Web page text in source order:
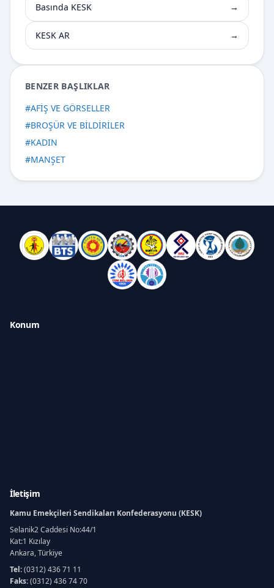
Basında KESK →
KESK AR →
BENZER BAŞLIKLAR
#AFİŞ VE GÖRSELLER
#BROŞÜR VE BİLDİRİLER
#KADIN
#MANŞET
Konum
İletişim
Kamu Emekçileri Sendikaları Konfederasyonu (KESK)
Selanik2 Caddesi No:44/1
Kat:1 Kızılay
Ankara, Türkiye
Tel:(0312) 436 71 11
Faks:(0312) 436 74 70